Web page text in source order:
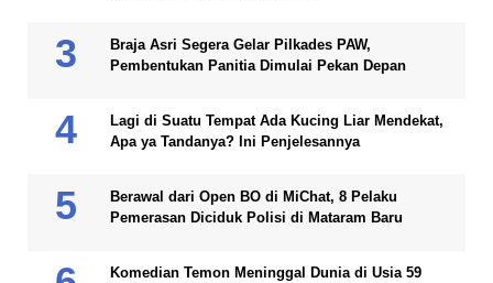
Braja Asri Segera Gelar Pilkades PAW,
Pembentukan Panitia Dimulai Pekan Depan
Lagi di Suatu Tempat Ada Kucing Liar Mendekat,
Apa ya Tandanya? Ini Penjelesannya
Berawal dari Open BO di MiChat, 8 Pelaku
Pemerasan Diciduk Polisi di Mataram Baru
Komedian Temon Meninggal Dunia di Usia 59